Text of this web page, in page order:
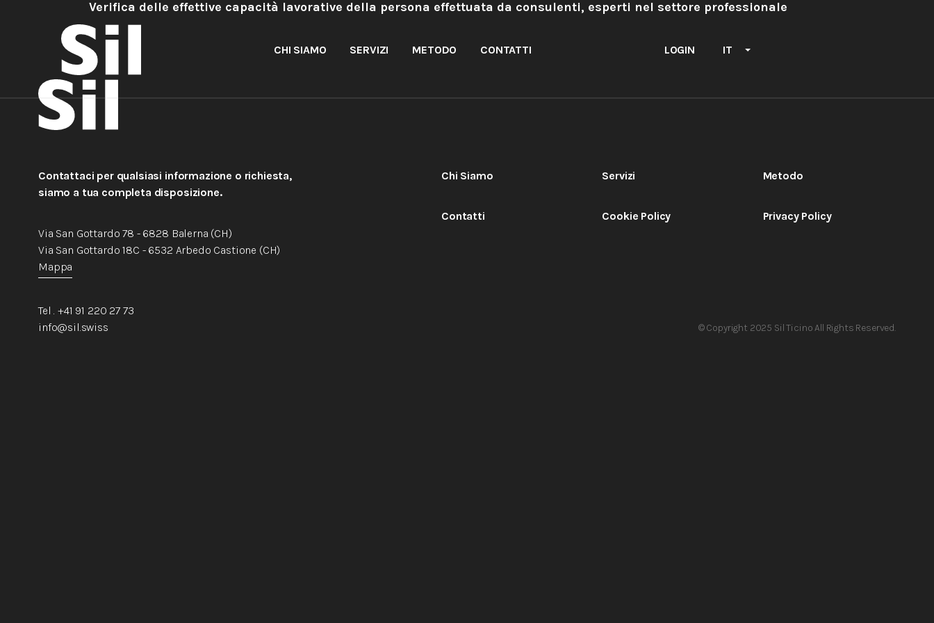
CHI SIAMO SERVIZI METODO CONTATTI LOGIN IT
Verifica delle effettive capacità lavorative della persona effettuata da consulenti, esperti nel settore professionale
considerato.
Contattaci per qualsiasi informazione o richiesta,
siamo a tua completa disposizione.
Via San Gottardo 78 - 6828 Balerna (CH)
Via San Gottardo 18C - 6532 Arbedo Castione (CH)
Mappa
Tel . +41 91 220 27 73
info@sil.swiss
Chi Siamo Servizi Metodo
Contatti Cookie Policy Privacy Policy
© Copyright 2025 Sil Ticino All Rights Reserved.